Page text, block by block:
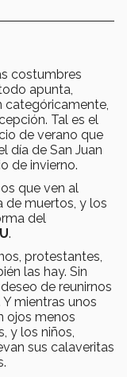
costumbres
apunta,
categóricamente,
Tal es el
de verano que
día de San Juan
de invierno.
que ven al
de muertos, y los
del
.
protestantes,
las hay. Sin
de reunirnos
mientras unos
ojos menos
y los niños,
sus calaveritas